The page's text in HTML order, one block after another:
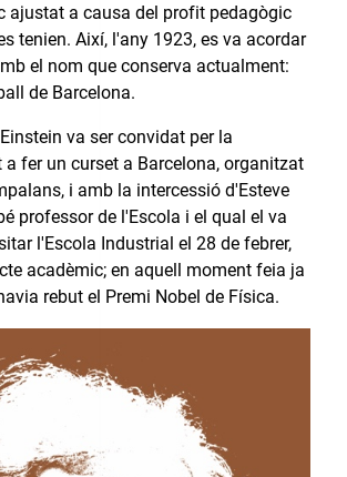
ajustat a causa del profit pedagògic
tenien. Així, l'any 1923, es va acordar
el nom que conserva actualment:
de Barcelona.
va ser convidat per la
fer un curset a Barcelona, organitzat
i amb la intercessió d'Esteve
professor de l'Escola i el qual el va
l'Escola Industrial el 28 de febrer,
acadèmic; en aquell moment feia ja
rebut el Premi Nobel de Física.